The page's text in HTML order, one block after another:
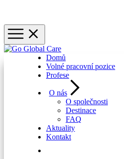
Domů
Volné pracovní pozice
Profese
O nás
O společnosti
Destinace
FAQ
Aktuality
Kontakt